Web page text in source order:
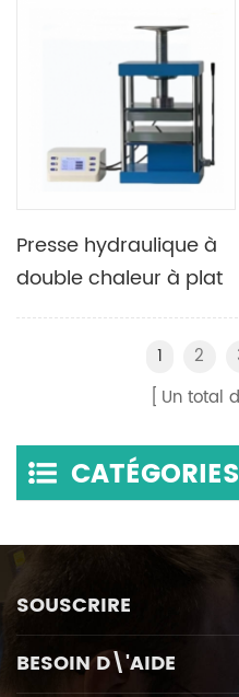
de laboratoire 300C
d'isolation thermique
Presse hydraulique à
double chaleur à plat
élargie 300C 500C
pour le pressage de
1 2
Un total
CATÉGORIES
SOUSCRIRE
BESOIN D\'AIDE